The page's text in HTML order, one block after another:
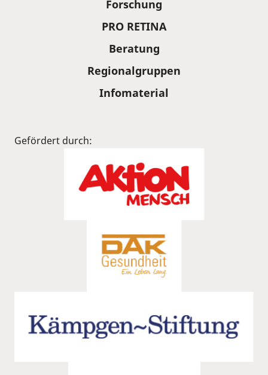
Forschung
PRO RETINA
Beratung
Regionalgruppen
Infomaterial
Gefördert durch: